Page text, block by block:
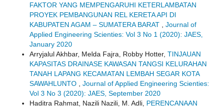
FAKTOR YANG MEMPENGARUHI KETERLAMBATAN
PROYEK PEMBANGUNAN REL KERETA API DI
KABUPATEN AGAM – SUMATERA BARAT
Journal of
Applied Engineering Scienties: Vol 3 No 1 (2020): JAES,
January 2020
Arryjalul Akhbar, Melda Fajra, Robby Hotter, TINJAUAN
KAPASITAS DRAINASE KAWASAN TANGSI KELURAHAN
TANAH LAPANG KECAMATAN LEMBAH SEGAR KOTA
SAWAHLUNTO
Journal of Applied Engineering Scienties:
Vol 3 No 3 (2020): JAES, September 2020
Haditra Rahmat, Nazili Nazili, M. Adli, PERENCANAAN